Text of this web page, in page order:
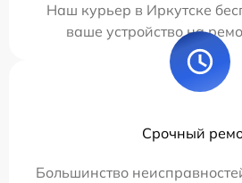
Наш курьер в Иркутске
ваше устройство на
Срочный
Большинство